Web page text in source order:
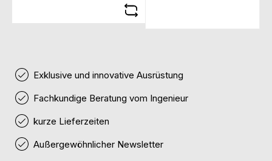
Exklusive und innovative Ausrüstung
Fachkundige Beratung vom Ingenieur
kurze Lieferzeiten
Außergewöhnlicher Newsletter